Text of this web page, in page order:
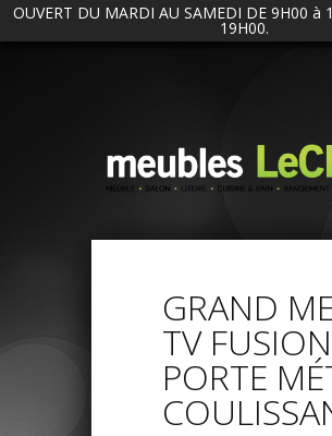
OUVERT DU MARDI AU SAMEDI DE 9H00 à
19H00.
GRAND
TV
PORTE